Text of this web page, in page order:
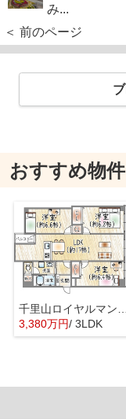
み...
＜ 前のページ
おすすめ物件
3,380万円/ 3LDK